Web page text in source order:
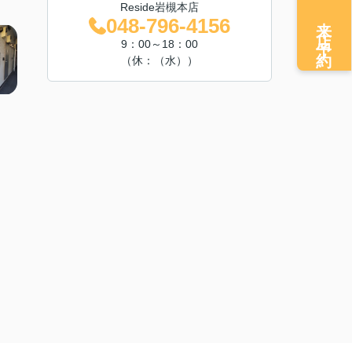
Reside岩槻本店
048-796-4156
9：00～18：00
（休：（水））
来店予約